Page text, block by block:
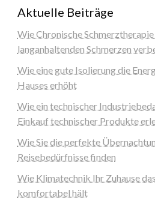
Aktuelle Beiträge
Wie Chronische
langanhaltenden Schmerzen
Wie eine gute Isolierung die
Hauses erhöht
Wie ein technischer
Einkauf technischer Produkte
Wie Sie die perfekte
Reisebedürfnisse finden
Wie Klimatechnik Ihr Zuhause
komfortabel hält